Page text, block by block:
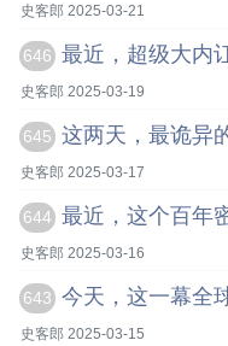
史客郎 2025-03-21
646 最近，超级大内
史客郎 2025-03-19
645 这两天，最诡异
史客郎 2025-03-17
644 最近，这个百年
史客郎 2025-03-16
643 今天，这一幕全
史客郎 2025-03-15